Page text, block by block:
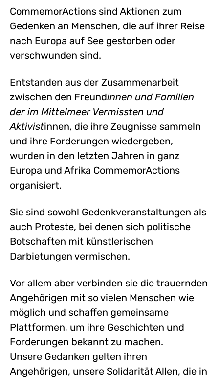
CommemorActions sind Aktionen zum
Gedenken an Menschen, die auf ihrer Reise
nach Europa auf See gestorben oder
verschwunden sind.
Entstanden aus der Zusammenarbeit
zwischen den Freundinnen und Familien
der im Mittelmeer Vermissten und
Aktivistinnen, die ihre Zeugnisse sammeln
und ihre Forderungen wiedergeben,
wurden in den letzten Jahren in ganz
Europa und Afrika CommemorActions
organisiert.
Sie sind sowohl Gedenkveranstaltungen als
auch Proteste, bei denen sich politische
Botschaften mit künstlerischen
Darbietungen vermischen.
Vor allem aber verbinden sie die trauernden
Angehörigen mit so vielen Menschen wie
möglich und schaffen gemeinsame
Plattformen, um ihre Geschichten und
Forderungen bekannt zu machen.
Unsere Gedanken gelten ihren
Angehörigen, unsere Solidarität Allen, die in